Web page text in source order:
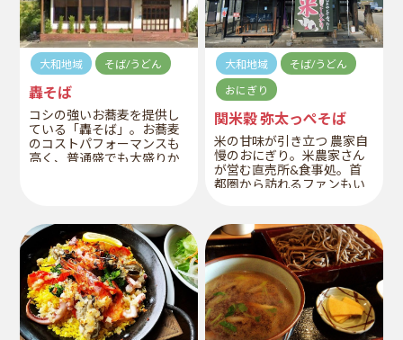
大和地域 そば/うどん
轟そば
コシの強いお蕎麦を提供し
ている「轟そば」。お蕎麦
のコストパフォーマンスも
高く、普通盛でも大盛りか
大和地域
そば/うどん
おにぎり
関米穀 弥太っぺそば
米の甘味が引き立つ 農家自
慢のおにぎり。米農家さん
が営む直売所&食事処。首
都圏から訪れるファンもい
るおにぎりのお米は一粒一
粒がふっくら大きめ。